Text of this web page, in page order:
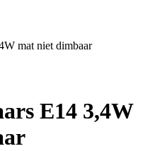
mat niet dimbaar
E14 3,4W